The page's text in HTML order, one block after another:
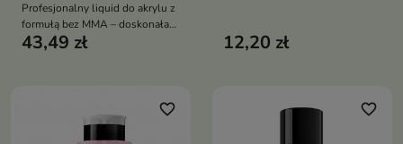
Profesjonalny liquid do akrylu z
formułą bez MMA – doskonała
elastyczność, trwałość i komfort
43,49 zł 12,20 zł
favorite_border favorite_border